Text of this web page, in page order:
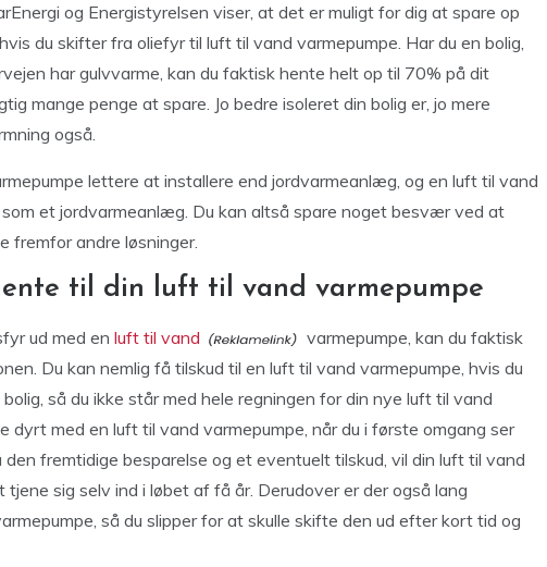
og Energistyrelsen viser, at det er muligt for dig at spare op
du skifter fra oliefyr til luft til vand varmepumpe. Har du en bolig,
har gulvvarme, kan du faktisk hente helt op til 70% på dit
mange penge at spare. Jo bedre isoleret din bolig er, jo mere
også.
lettere at installere end jordvarmeanlæg, og en luft til vand
et jordvarmeanlæg. Du kan altså spare noget besvær ved at
fremfor andre løsninger.
til din luft til vand varmepumpe
ud med en luft til vand
varmepumpe, kan du faktisk
Du kan nemlig få tilskud til en luft til vand varmepumpe, hvis du
så du ikke står med hele regningen for din nye luft til vand
dyrt med en luft til vand varmepumpe, når du i første omgang ser
fremtidige besparelse og et eventuelt tilskud, vil din luft til vand
sig selv ind i løbet af få år. Derudover er der også lang
så du slipper for at skulle skifte den ud efter kort tid og